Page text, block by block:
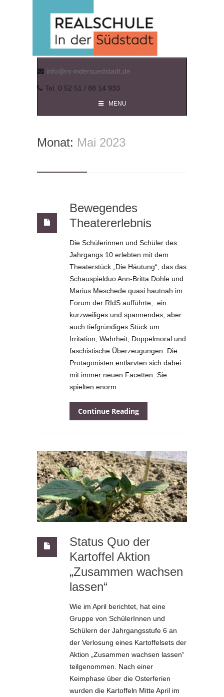
info@rs-indersuedstadt.de
Tel. 0 52 51 / 88 14 933
MENU
Monat: Mai 2023
Bewegendes
Theatererlebnis
Die Schülerinnen und Schüler des
Jahrgangs 10 erlebten mit dem
Theaterstück „Die Häutung“, das das
Schauspielduo Ann-Britta Dohle und
Marius Meschede quasi hautnah im
Forum der RIdS aufführte, ein
kurzweiliges und spannendes, aber
auch tiefgründiges Stück um
Irritation, Wahrheit, Doppelmoral und
faschistische Überzeugungen. Die
Protagonisten entlarvten sich dabei
mit immer neuen Facetten. Sie
spielten enorm
Continue Reading
Status Quo der
Kartoffel Aktion
„Zusammen wachsen
lassen“
Wie im April berichtet, hat eine
Gruppe von SchülerInnen und
Schülern der Jahrgangsstufe 6 an
der Verlosung eines Kartoffelsets der
Aktion „Zusammen wachsen lassen“
teilgenommen. Nach einer
Keimphase über die Osterferien
wurden die Kartoffeln Mitte April im